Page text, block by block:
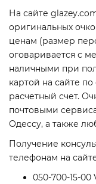
На сайте
оригинальных
ценам (размер
оговаривается с
наличными при
картой на сайте
расчетный счет.
почтовыми
Одессу, а также
Получение
телефонам на
050-700-15-00